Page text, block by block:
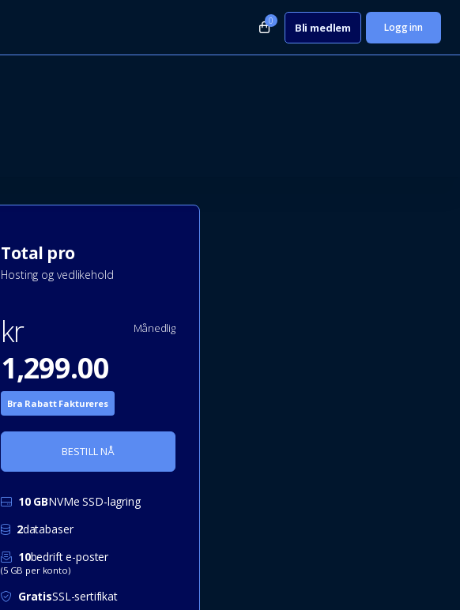
0 Bli medlem Logg inn
Total pro
Hosting og vedlikehold
kr
1,299.00
Månedlig
Bra Rabatt Faktureres
BESTILL NÅ
10 GBNVMe SSD-lagring
2databaser
10bedrift e-poster
(5 GB per konto)
GratisSSL-sertifikat